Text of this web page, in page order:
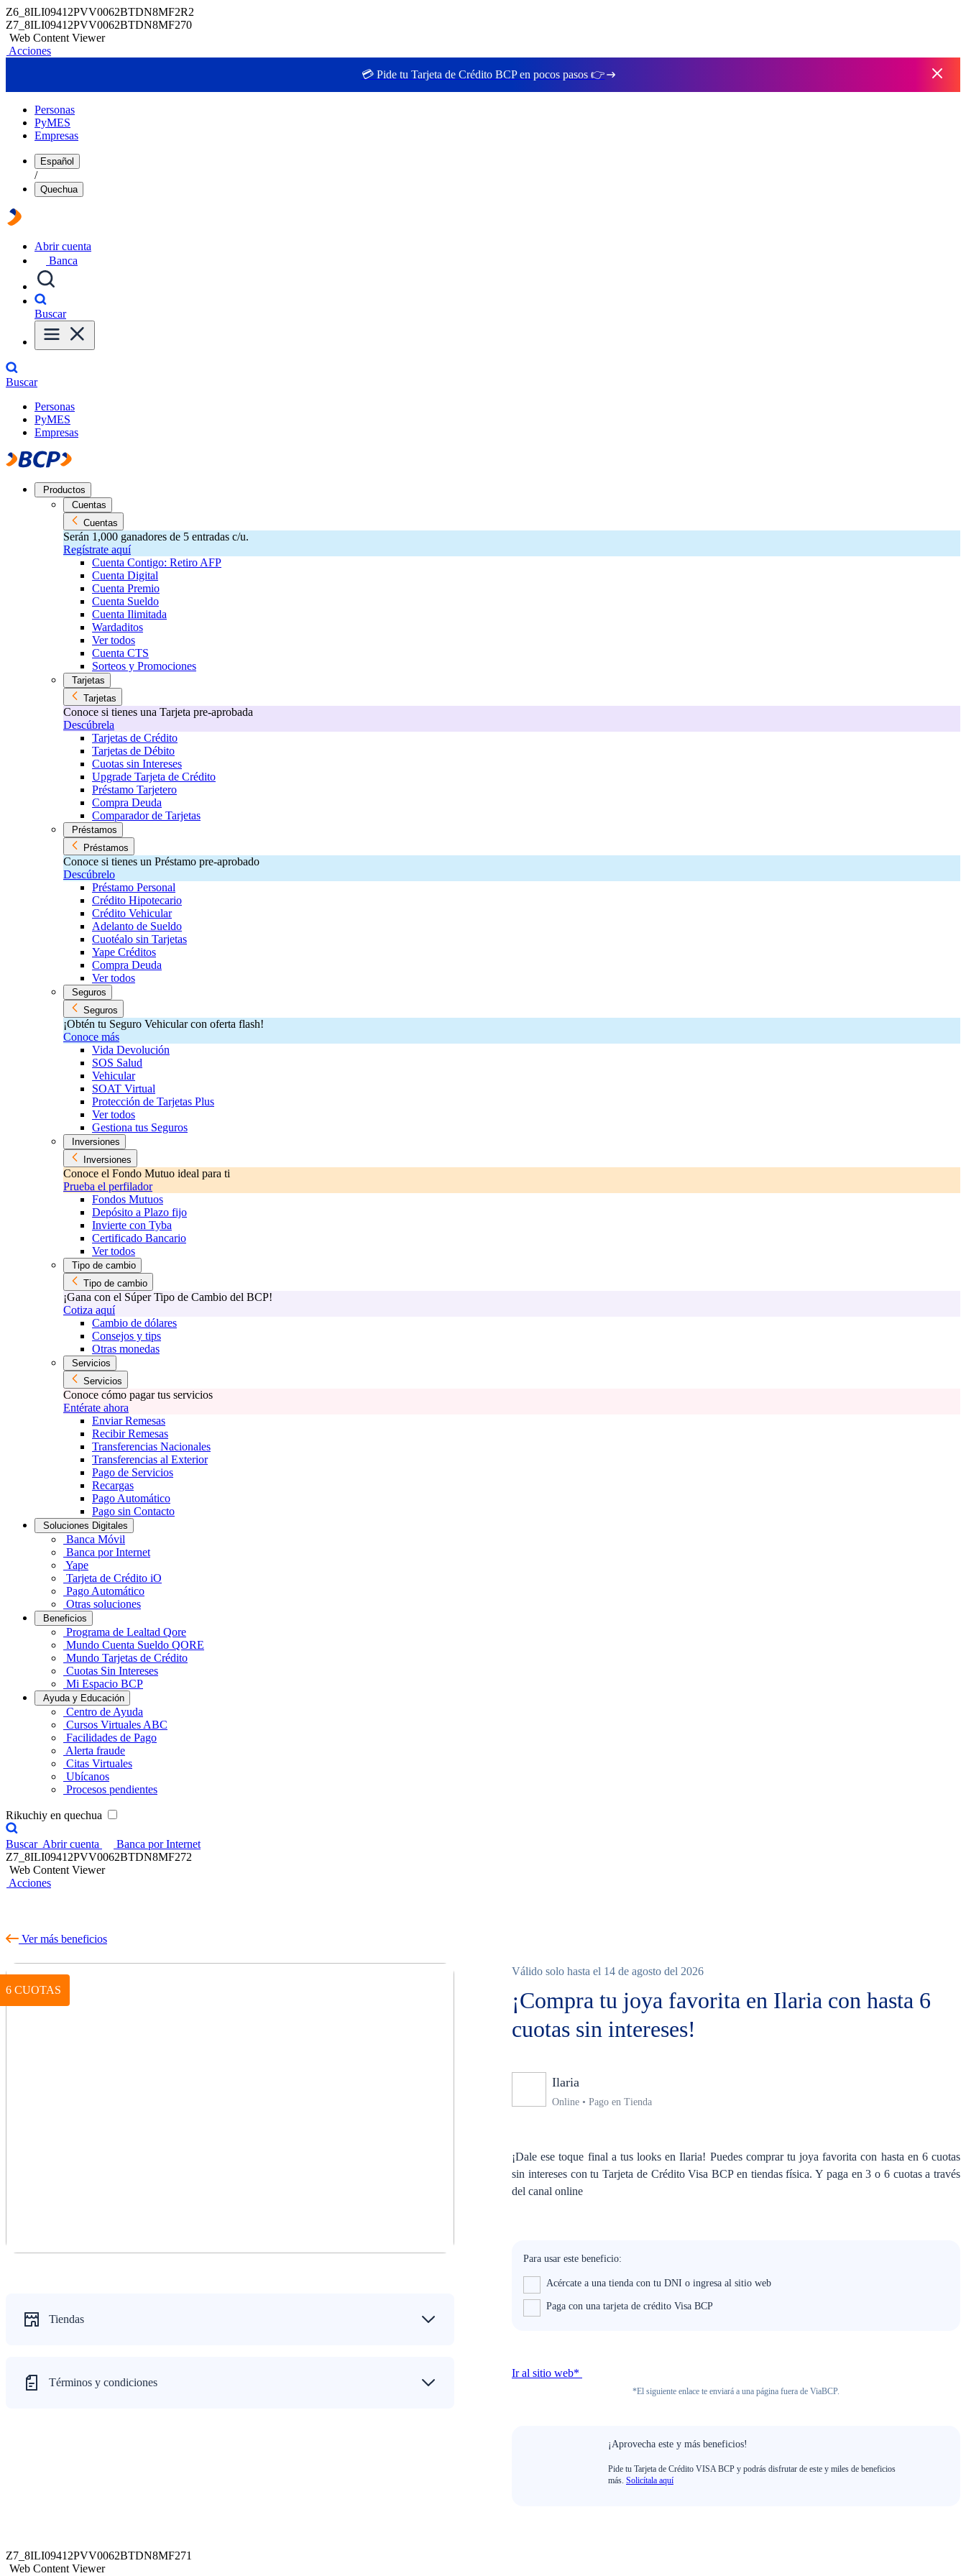
Z6_8ILI09412PVV0062BTDN8MF2R2
Z7_8ILI09412PVV0062BTDN8MF270
Web Content Viewer
Acciones
💳 Pide tu Tarjeta de Crédito BCP en pocos pasos 👉
Personas
PyMES
Empresas
Español
/
Quechua
Abrir cuenta
Banca
Buscar
Buscar
Personas
PyMES
Empresas
Productos
Cuentas
Cuentas
Serán 1,000 ganadores de 5 entradas c/u.
Regístrate aquí
Cuenta Contigo: Retiro AFP
Cuenta Digital
Cuenta Premio
Cuenta Sueldo
Cuenta Ilimitada
Wardaditos
Ver todos
Cuenta CTS
Sorteos y Promociones
Tarjetas
Tarjetas
Conoce si tienes una Tarjeta pre-aprobada
Descúbrela
Tarjetas de Crédito
Tarjetas de Débito
Cuotas sin Intereses
Upgrade Tarjeta de Crédito
Préstamo Tarjetero
Compra Deuda
Comparador de Tarjetas
Préstamos
Préstamos
Conoce si tienes un Préstamo pre-aprobado
Descúbrelo
Préstamo Personal
Crédito Hipotecario
Crédito Vehicular
Adelanto de Sueldo
Cuotéalo sin Tarjetas
Yape Créditos
Compra Deuda
Ver todos
Seguros
Seguros
¡Obtén tu Seguro Vehicular con oferta flash!
Conoce más
Vida Devolución
SOS Salud
Vehicular
SOAT Virtual
Protección de Tarjetas Plus
Ver todos
Gestiona tus Seguros
Inversiones
Inversiones
Conoce el Fondo Mutuo ideal para ti
Prueba el perfilador
Fondos Mutuos
Depósito a Plazo fijo
Invierte con Tyba
Certificado Bancario
Ver todos
Tipo de cambio
Tipo de cambio
¡Gana con el Súper Tipo de Cambio del BCP!
Cotiza aquí
Cambio de dólares
Consejos y tips
Otras monedas
Servicios
Servicios
Conoce cómo pagar tus servicios
Entérate ahora
Enviar Remesas
Recibir Remesas
Transferencias Nacionales
Transferencias al Exterior
Pago de Servicios
Recargas
Pago Automático
Pago sin Contacto
Soluciones Digitales
Banca Móvil
Banca por Internet
Yape
Tarjeta de Crédito iO
Pago Automático
Otras soluciones
Beneficios
Programa de Lealtad Qore
Mundo Cuenta Sueldo QORE
Mundo Tarjetas de Crédito
Cuotas Sin Intereses
Mi Espacio BCP
Ayuda y Educación
Centro de Ayuda
Cursos Virtuales ABC
Facilidades de Pago
Alerta fraude
Citas Virtuales
Ubícanos
Procesos pendientes
Rikuchiy en quechua
Buscar Abrir cuenta
Banca por Internet
Z7_8ILI09412PVV0062BTDN8MF272
Web Content Viewer
Acciones
Ver más beneficios
6 CUOTAS
Tiendas
Términos y condiciones
Válido solo hasta el 14 de agosto del 2026
¡Compra tu joya favorita en Ilaria con hasta 6
cuotas sin intereses!
Ilaria
Online • Pago en Tienda
¡Dale ese toque final a tus looks en Ilaria! Puedes comprar tu joya favorita con hasta en 6 cuotas
sin intereses con tu Tarjeta de Crédito Visa BCP en tiendas física. Y paga en 3 o 6 cuotas a través
del canal online
Para usar este beneficio:
Acércate a una tienda con tu DNI o ingresa al sitio web
Paga con una tarjeta de crédito Visa BCP
Ir al sitio web*
*El siguiente enlace te enviará a una página fuera de ViaBCP.
¡Aprovecha este y más beneficios!
Pide tu Tarjeta de Crédito VISA BCP y podrás disfrutar de este y miles de beneficios
más. Solicítala aquí
Z7_8ILI09412PVV0062BTDN8MF271
Web Content Viewer